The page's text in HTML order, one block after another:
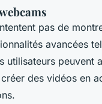
pas de
avancées
utilisateurs peuvent
des vidéos en